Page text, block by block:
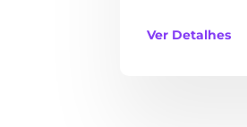
Ver Detalhes